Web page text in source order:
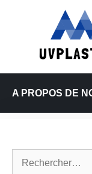
A PROPOS DE